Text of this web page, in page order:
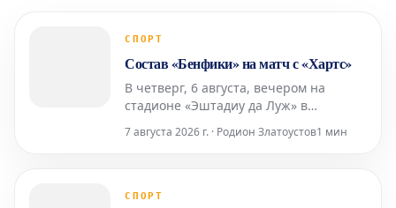
СПОРТ
Состав «Бенфики» на матч с «Хартс»
В четверг, 6 августа, вечером на
стадионе «Эштадиу да Луж» в
«Бенфика» примет шотландский
Лиги Европы. Стартовый состав
7 августа 2026 г. · Родион Златоустов1 мин
СПОРТ